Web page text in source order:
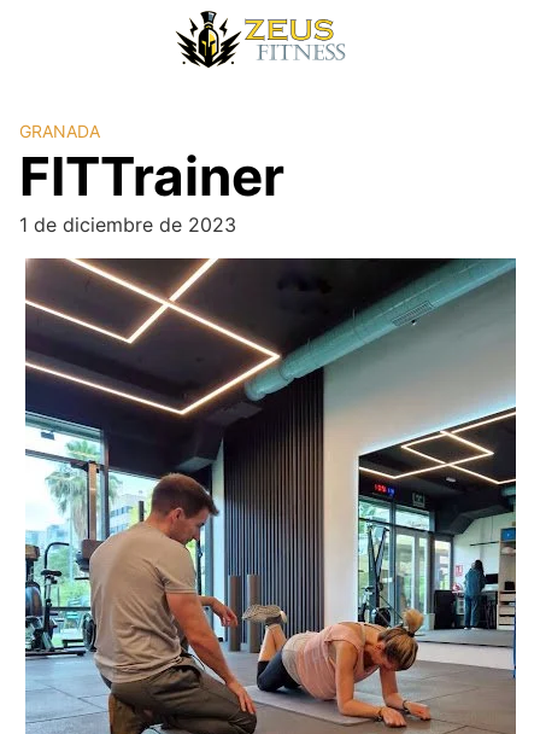
GRANADA
FITTrainer
1 de diciembre de 2023